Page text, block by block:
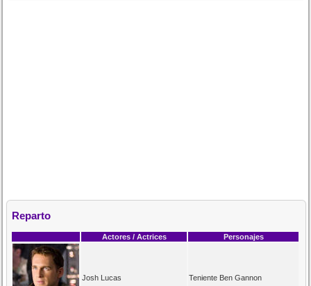
Reparto
Actores / Actrices Personajes
Josh Lucas Teniente Ben Gannon